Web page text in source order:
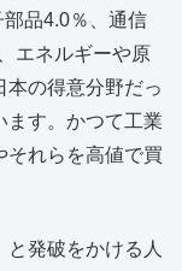
品4.0％、通信
エネルギーや原
本の得意分野だっ
ます。かつて工業
それらを高値で買
と発破をかける人